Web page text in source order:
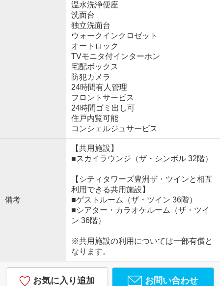
温水洗浄便座
洗面台
独立洗面台
ウォークインクロゼット
オートロック
TVモニタ付インターホン
宅配ボックス
防犯カメラ
24時間有人管理
フロントサービス
24時間ゴミ出し可
住戸内覧可能
コンシェルジュサービス
備考
【共用施設】
■スカイラウンジ（ザ・シンボル 32階）
【シティタワーズ豊洲ザ・ツインと相互
利用できる共用施設】
■ゲストルーム（ザ・ツイン 36階）
■シアター・カラオケルーム（ザ・ツイ
ン 36階）
※共用施設の利用については一部有償と
なります。
お気に入り追加 お問い合わせ